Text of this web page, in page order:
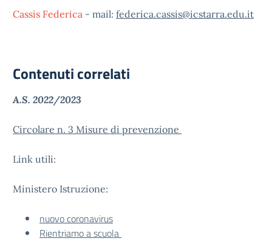
Cassis Federica - mail: federica.cassis@icstarra.edu.it
Contenuti correlati
A.S. 2022/2023
Circolare n. 3 Misure di prevenzione
Link utili:
Ministero Istruzione:
nuovo coronavirus
Rientriamo a scuola